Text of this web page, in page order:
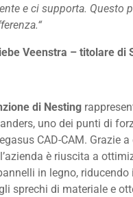
e ci supporta. Questo
Veenstra – titolare di
di Nesting
uno dei punti di
CAD-CAM. Grazie a
è riuscita a
in legno,
sprechi di materiale e